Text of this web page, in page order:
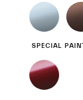
SPECIAL